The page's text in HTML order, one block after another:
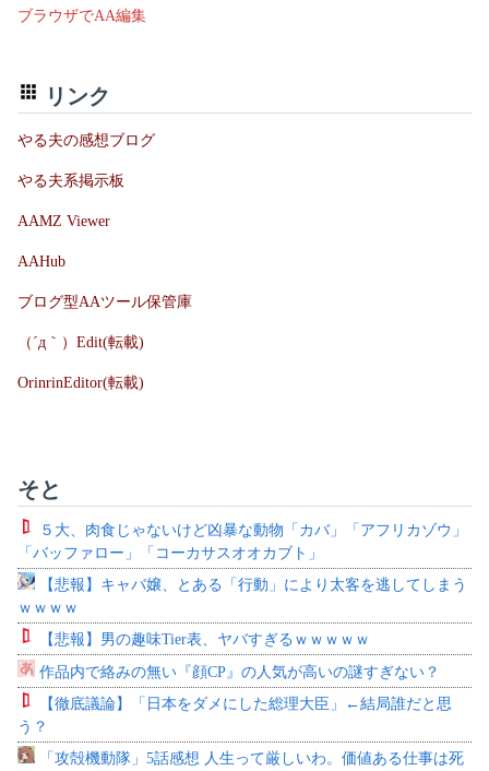
ブラウザでAA編集
リンク
やる夫の感想ブログ
やる夫系掲示板
AAMZ Viewer
AAHub
ブログ型AAツール保管庫
（´д｀）Edit(転載)
OrinrinEditor(転載)
そと
５大、肉食じゃないけど凶暴な動物「カバ」「アフリカゾウ」
「バッファロー」「コーカサスオオカブト」
【悲報】キャバ嬢、とある「行動」により太客を逃してしまう
ｗｗｗｗ
【悲報】男の趣味Tier表、ヤバすぎるｗｗｗｗｗ
作品内で絡みの無い『顔CP』の人気が高いの謎すぎない？
【徹底議論】「日本をダメにした総理大臣」←結局誰だと思
う？
「攻殻機動隊」5話感想 人生って厳しいわ。価値ある仕事は死